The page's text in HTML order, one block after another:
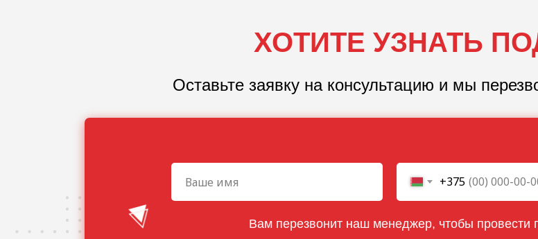
ХОТИТЕ УЗНАТЬ
Оставьте заявку на консультацию и мы
+375
Вам перезвонит наш менеджер, чтобы провести